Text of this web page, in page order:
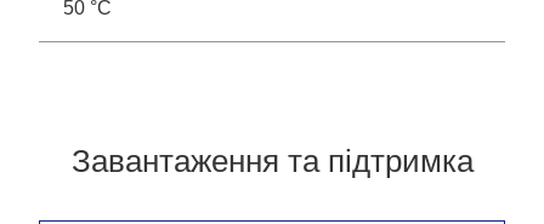
50 °C
Завантаження та підтримка